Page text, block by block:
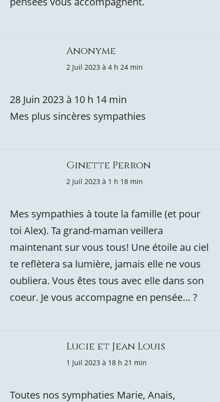
Anonyme
2 Juil 2023 à 4 h 24 min
28 Juin 2023 à 10 h 14 min
Mes plus sincères sympathies
Ginette Perron
2 Juil 2023 à 1 h 18 min
Mes sympathies à toute la famille (et pour
toi Alex). Ta grand-maman veillera
maintenant sur vous tous! Une étoile au ciel
te reflètera sa lumière, jamais elle ne vous
oubliera. Vous êtes tous avec elle dans son
coeur. Je vous accompagne en pensée… ?
Lucie et Jean Louis
1 Juil 2023 à 18 h 21 min
Toutes nos symphaties Marie, Anais,